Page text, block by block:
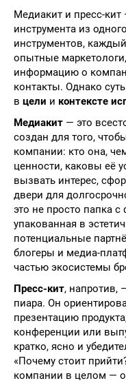
Медиакит и пресс-
инструмента из
инструментов,
опытные
информацию о
контакты. Однако
в цели и контексте
Медиакит — это
создан для того,
компании: кто она,
ценности, каковы её
вызвать интерес,
двери для
это не просто папка
упакованная в
потенциальные
блогеры и медиа-
частью экосистемы
Пресс-кит, напротив,
пиара. Он
презентацию
конференции или
кратко, ясно и
«Почему стоит
компании в целом —